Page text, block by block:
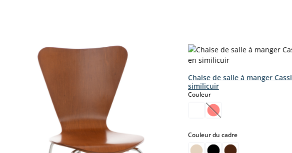
Chaise de salle à manger
similicuir
Couleurselect
(Cette option n'est
Couleur du cadreselect